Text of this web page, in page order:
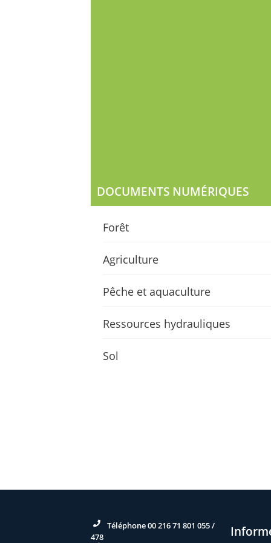
DOCUMENTS NUMÉRIQUES
Forêt
Agriculture
Pêche et aquaculture
Ressources hydrauliques
Sol
Téléphone 00 216 71 801 055 /
478